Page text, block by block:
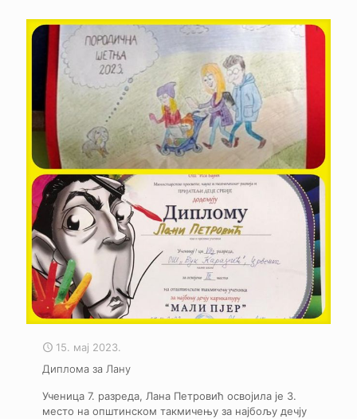
15. мај 2023.
Диплома за Лану
Ученица 7. разреда, Лана Петровић освојила је 3.
место на општинском такмичењу за најбољу дечју